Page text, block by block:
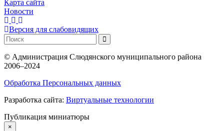
Карта сайта
Новости
Версия для слабовидящих
© Администрация Слюдянского муниципального района
2006–2024
Обработка Персональных данных
Разработка сайта: Виртуальные технологии
Публикация миниатюры
×